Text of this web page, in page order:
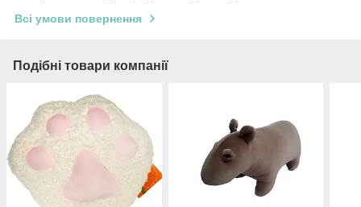
Всі умови повернення
Подібні товари компанії